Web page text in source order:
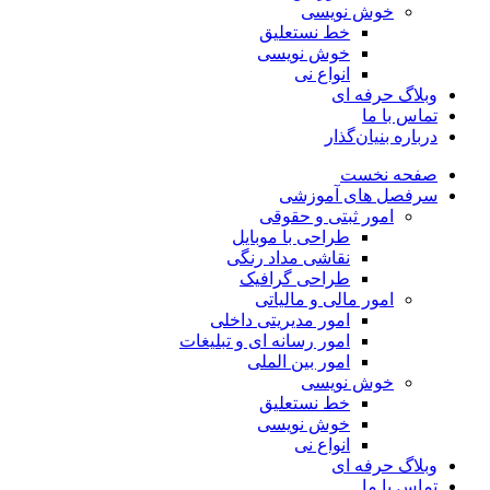
خوش نویسی
خط نستعلیق
خوش نویسی
انواع نی
وبلاگ حرفه ای
تماس با ما
درباره بنیان‌گذار
صفحه نخست
سرفصل های آموزشی
امور ثبتی و حقوقی
طراحی با موبایل
نقاشی مداد رنگی
طراحی گرافیک
امور مالی و مالیاتی
امور مدیریتی داخلی
امور رسانه ای و تبلیغات
امور بین الملی
خوش نویسی
خط نستعلیق
خوش نویسی
انواع نی
وبلاگ حرفه ای
تماس با ما